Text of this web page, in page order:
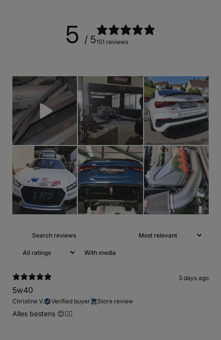
5 / 5151 reviews
With media
3 days ago
5w40
Christine V. Verified buyer Store review
Alles bestens 😊👍🏻